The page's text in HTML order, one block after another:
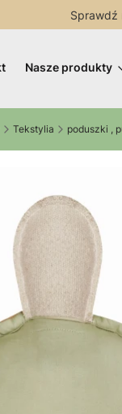
Sprawdź
Nasze produkty
Tekstylia poduszki ,